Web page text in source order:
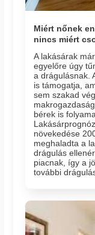
Miért nőnek
nincs miért
A lakásárak
egyelőre úgy
a drágulásnak.
is támogatja,
sem szakad
bérek is
növekedése
meghaladta a
drágulás
piacnak, így a
további